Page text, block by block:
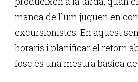
manca de llum juguen en
excursionistes. En aquest
horaris i planificar el retorn
fosc és una mesura bàsica